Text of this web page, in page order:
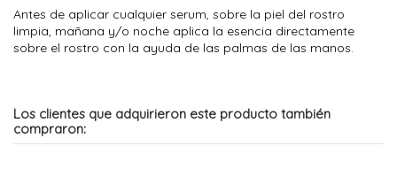
Antes de aplicar cualquier serum, sobre la piel del rostro
limpia, mañana y/o noche aplica la esencia directamente
sobre el rostro con la ayuda de las palmas de las manos.
Los clientes que adquirieron este producto también
compraron: